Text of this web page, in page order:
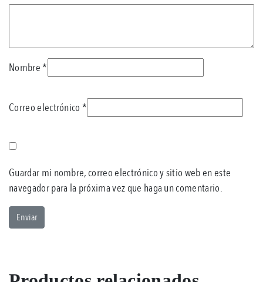
Nombre*
Correo electrónico*
Guardar mi nombre, correo electrónico y sitio web en este
navegador para la próxima vez que haga un comentario.